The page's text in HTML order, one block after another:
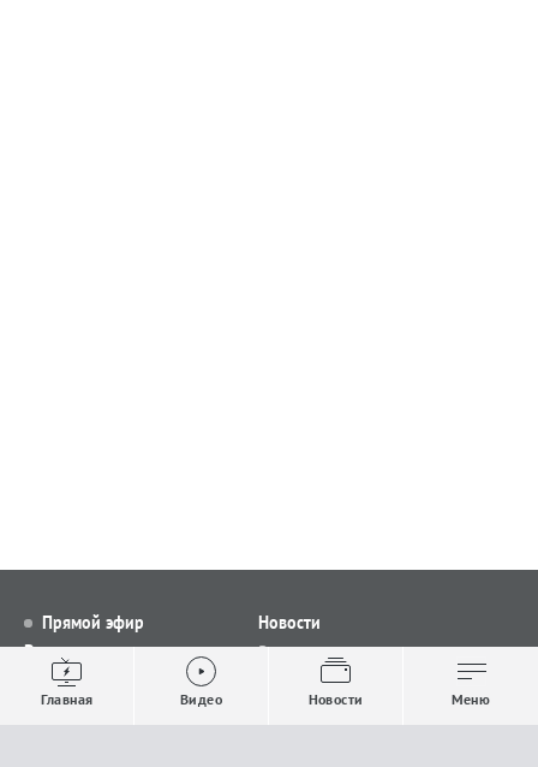
Прямой эфир
Видео
Выпуски новостей
Проекты
Новости
Все новости
Общество
Строительство и ЖКХ
Главная Видео Новости Меню